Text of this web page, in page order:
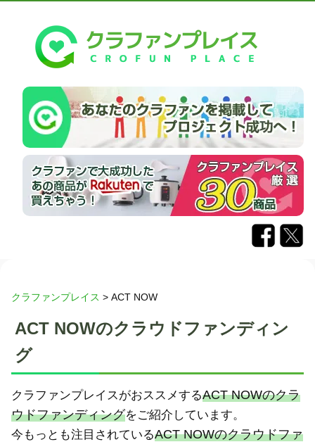
クラファンプレイス > ACT NOW
ACT NOWのクラウドファンディン
グ
クラファンプレイスがおススメするACT NOWのクラ
ウドファンディングをご紹介しています。
今もっとも注目されているACT NOWのクラウドファ